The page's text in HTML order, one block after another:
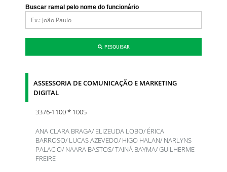
Buscar ramal pelo nome do funcionário
PESQUISAR
ASSESSORIA DE COMUNICAÇÃO E MARKETING
DIGITAL
3376-1100 * 1005
ANA CLARA BRAGA/ ELIZEUDA LOBO/ ÉRICA
BARROSO/ LUCAS AZEVEDO/ HIGO HALAN/ NARLYNS
PALACIO/ NAARA BASTOS/ TAINÁ BAYMA/ GUILHERME
FREIRE